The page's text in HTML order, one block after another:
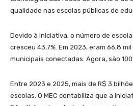
qualidade nas escolas públicas de
Devido à iniciativa, o número de
cresceu 43,7%. Em 2023, eram 66,8
municipais conectadas. Agora, são 100
Entre 2023 e 2025, mais de R$ 3
escolas. O MEC contabiliza que a